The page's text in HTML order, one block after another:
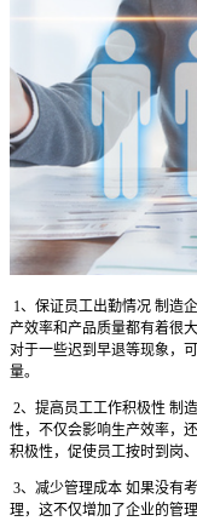
1、保证员工出勤情况 制造
产效率和产品质量都有着很大
对于一些迟到早退等现象，
量。
2、提高员工工作积极性 制
性，不仅会影响生产效率，
积极性，促使员工按时到岗
3、减少管理成本 如果没有
理，这不仅增加了企业的管